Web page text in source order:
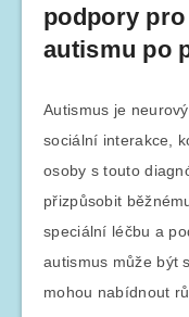
podpory
autismu po
Autismus je
sociální interakce,
osoby s touto
přizpůsobit
speciální léčbu a
autismus může být
mohou nabídnout